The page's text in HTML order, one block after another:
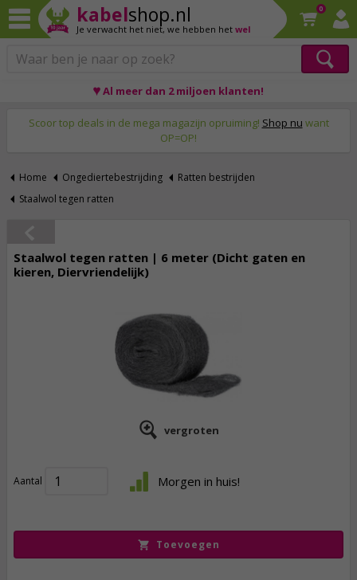
kabelshop.nl
Je verwacht het niet, we hebben het wel
0
♥ Al meer dan 2 miljoen klanten!
Scoor top deals in de mega magazijn opruiming! Shop nu want
OP=OP!
Home Ongediertebestrijding
Ratten bestrijden
Staalwol tegen ratten
Staalwol tegen ratten | 6 meter (Dicht gaten en
kieren, Diervriendelijk)
vergroten
Aantal Morgen in huis!
Toevoegen